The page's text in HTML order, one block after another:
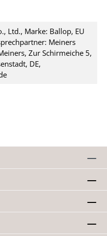
Ltd., Marke: Ballop, EU
Meiners
Zur Schirmeiche 5,
DE,